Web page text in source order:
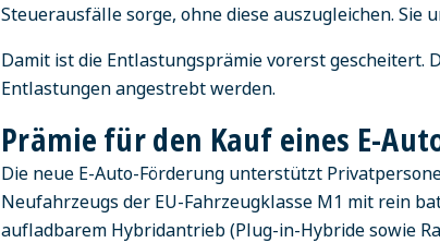
Steuerausfälle sorge, ohne diese auszugleichen. Sie
Damit ist die Entlastungsprämie vorerst
Entlastungen angestrebt werden.
Prämie für den Kauf eines E-
Die neue E-Auto-Förderung unterstützt
Neufahrzeugs der EU-Fahrzeugklasse M1 mit rein
aufladbarem Hybridantrieb (Plug-in-Hybride sowie